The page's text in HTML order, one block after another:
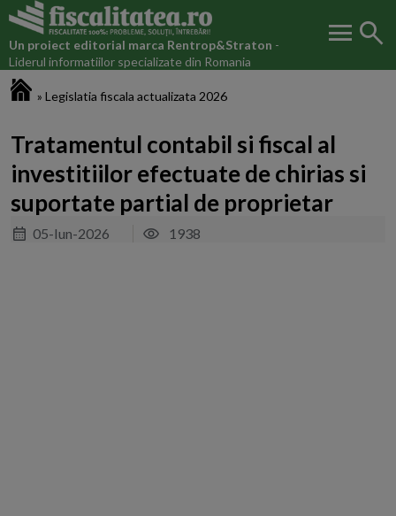
Un proiect editorial marca Rentrop&Straton -
Liderul informatiilor specializate din Romania
menu search
» Legislatia fiscala actualizata 2026
Tratamentul contabil si fiscal al
investitiilor efectuate de chirias si
suportate partial de proprietar
05-Iun-2026 1938